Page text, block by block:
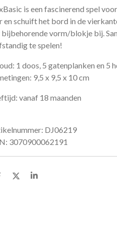
is een fascinerend spel
en schuift het bord in de
bijbehorende vorm/blokje bij.
te spelen!
1 doos, 5 gatenplanken en 5
9,5 x 9,5 x 10 cm
vanaf 18 maanden
DJ06219
3070900062191
D
S